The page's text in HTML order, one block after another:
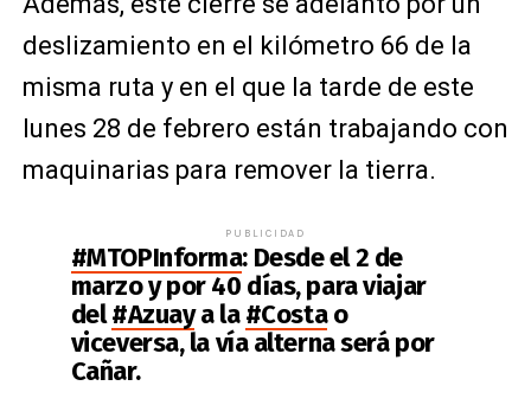
deslizamiento en el kilómetro 66 de la
misma ruta y en el que la tarde de este
lunes 28 de febrero están trabajando con
maquinarias para remover la tierra.
PUBLICIDAD
#MTOPInforma: Desde el 2 de
marzo y por 40 días, para viajar
del#Azuaya la#Costao
viceversa, la vía alterna será por
Cañar.